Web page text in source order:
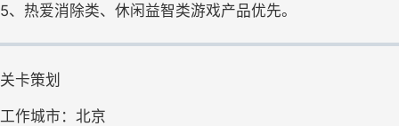
5、热爱消除类、休闲益智类游戏产品优先。
关卡策划
工作城市：北京